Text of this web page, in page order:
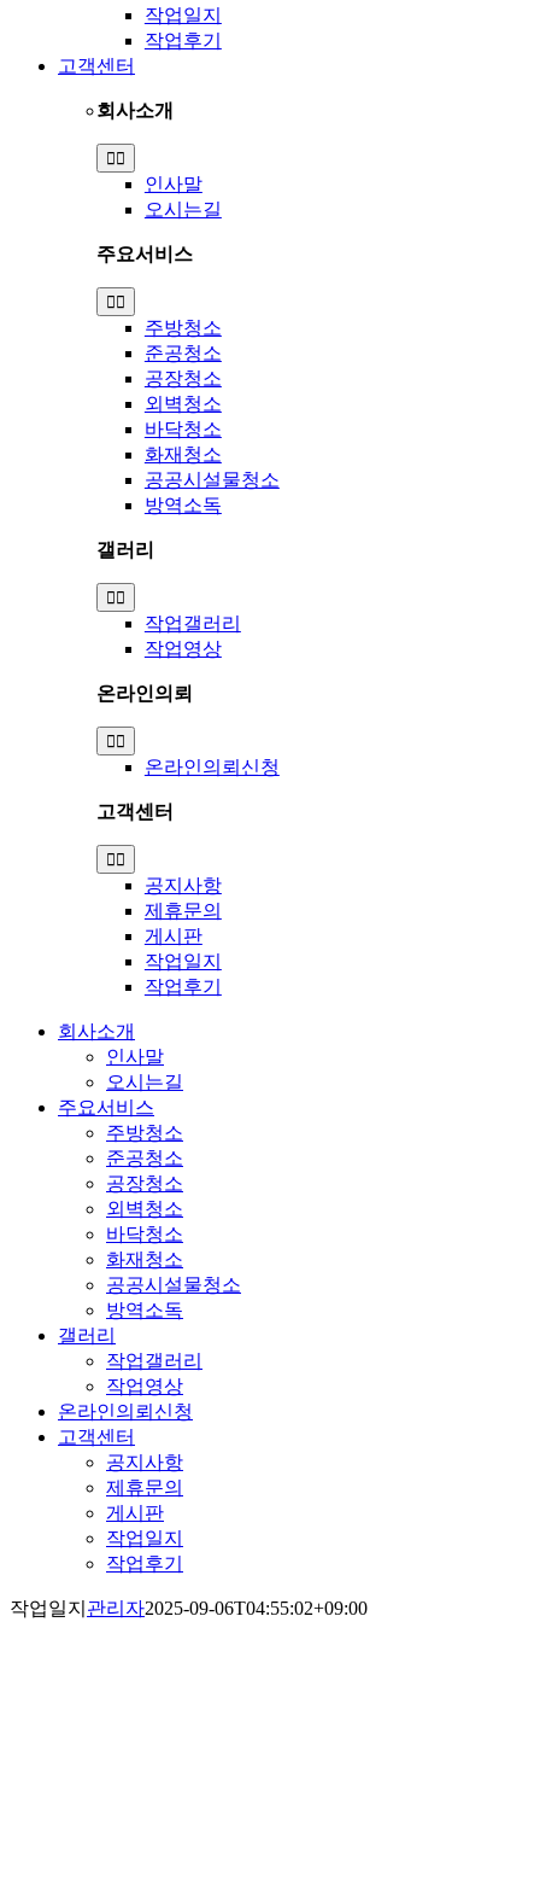
작업일지
작업후기
고객센터
회사소개
Toggle
Navigation
인사말
오시는길
주요서비스
Toggle
Navigation
주방청소
준공청소
공장청소
외벽청소
바닥청소
화재청소
공공시설물청소
방역소독
갤러리
Toggle
Navigation
작업갤러리
작업영상
온라인의뢰
Toggle
Navigation
온라인의뢰신청
고객센터
Toggle
Navigation
공지사항
제휴문의
게시판
작업일지
작업후기
회사소개
인사말
오시는길
주요서비스
주방청소
준공청소
공장청소
외벽청소
바닥청소
화재청소
공공시설물청소
방역소독
갤러리
작업갤러리
작업영상
온라인의뢰신청
고객센터
공지사항
제휴문의
게시판
작업일지
작업후기
작업일지 관리자2025-09-06T04:55:02+09:00